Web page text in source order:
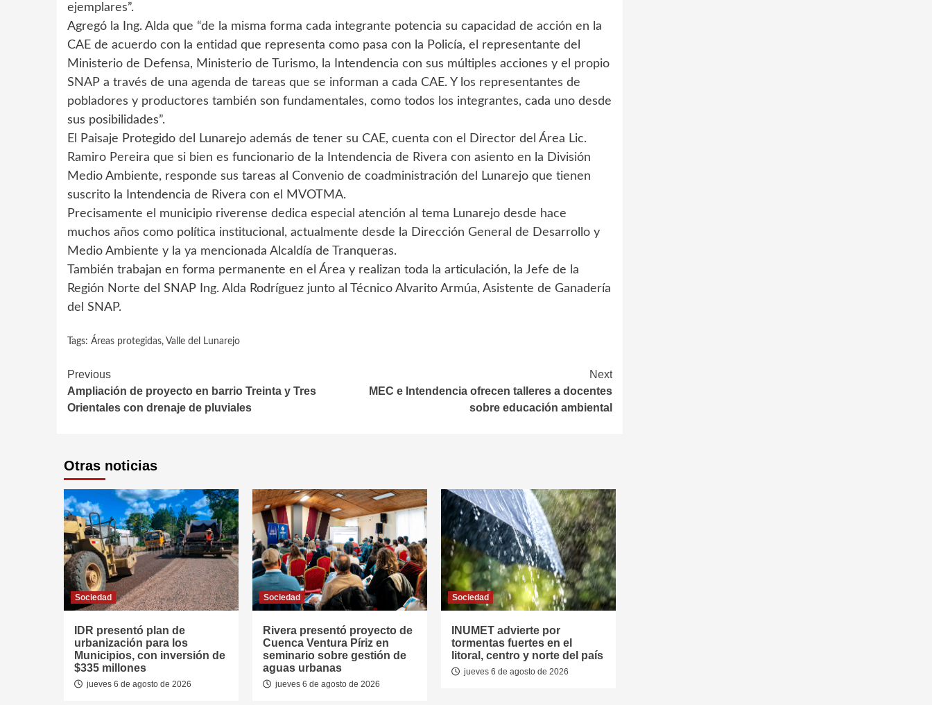
ejemplares”.
Agregó la Ing. Alda que “de la misma forma cada integrante potencia su capacidad de acción en la
CAE de acuerdo con la entidad que representa como pasa con la Policía, el representante del
Ministerio de Defensa, Ministerio de Turismo, la Intendencia con sus múltiples acciones y el propio
SNAP a través de una agenda de tareas que se informan a cada CAE. Y los representantes de
pobladores y productores también son fundamentales, como todos los integrantes, cada uno desde
sus posibilidades”.
El Paisaje Protegido del Lunarejo además de tener su CAE, cuenta con el Director del Área Lic.
Ramiro Pereira que si bien es funcionario de la Intendencia de Rivera con asiento en la División
Medio Ambiente, responde sus tareas al Convenio de coadministración del Lunarejo que tienen
suscrito la Intendencia de Rivera con el MVOTMA.
Precisamente el municipio riverense dedica especial atención al tema Lunarejo desde hace
muchos años como política institucional, actualmente desde la Dirección General de Desarrollo y
Medio Ambiente y la ya mencionada Alcaldía de Tranqueras.
También trabajan en forma permanente en el Área y realizan toda la articulación, la Jefe de la
Región Norte del SNAP Ing. Alda Rodríguez junto al Técnico Alvarito Armúa, Asistente de Ganadería
del SNAP.
Tags: Áreas protegidas, Valle del Lunarejo
Continue
Reading
Previous
Ampliación de proyecto en barrio Treinta y Tres
Orientales con drenaje de pluviales
Next
MEC e Intendencia ofrecen talleres a docentes
sobre educación ambiental
Otras noticias
Sociedad
IDR presentó plan de
urbanización para los
Municipios, con inversión de
$335 millones
jueves 6 de agosto de 2026
Sociedad
Rivera presentó proyecto de
Cuenca Ventura Píriz en
seminario sobre gestión de
aguas urbanas
jueves 6 de agosto de 2026
Sociedad
INUMET advierte por
tormentas fuertes en el
litoral, centro y norte del país
jueves 6 de agosto de 2026